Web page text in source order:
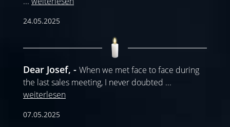
24.05.2025
Dear Josef,
When we met face to face during
the last sales meeting, I never doubted ...
weiterlesen
07.05.2025